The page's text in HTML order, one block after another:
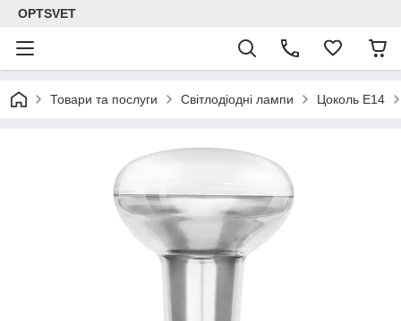
OPTSVET
Товари та послуги Світлодіодні лампи Цоколь E14